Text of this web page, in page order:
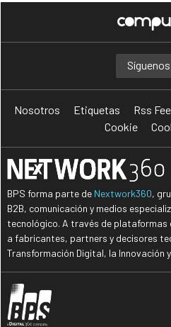
Síguenos
Nosotros Etiquetas Rss
Cookie
BPS forma parte de Nextwork360,
B2B, comunicación y medios
tecnológico. A través de
a fabricantes, partners y decisores
Transformación Digital, la Innovación